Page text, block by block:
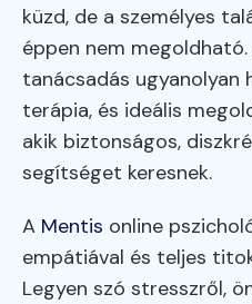
küzd, de a személyes
éppen nem
tanácsadás ugyanolyan
terápia, és ideális
akik biztonságos,
segítséget keresnek.
A Mentis online
empátiával és teljes
Legyen szó stresszről,